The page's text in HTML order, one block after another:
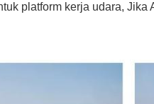
platform kerja udara,